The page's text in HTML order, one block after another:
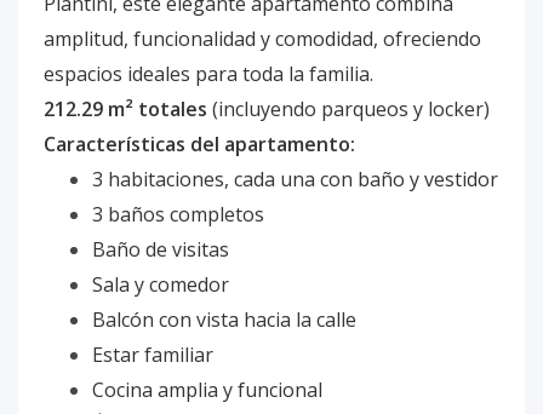
amplitud, funcionalidad y comodidad, ofreciendo
espacios ideales para toda la familia.
212.29 m² totales (incluyendo parqueos y locker)
Características del apartamento:
3 habitaciones, cada una con baño y vestidor
3 baños completos
Baño de visitas
Sala y comedor
Balcón con vista hacia la calle
Estar familiar
Cocina amplia y funcional